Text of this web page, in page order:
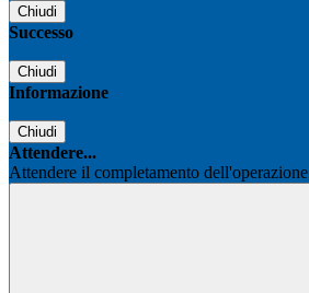
Chiudi
Successo
Chiudi
Informazione
Chiudi
Attendere...
Attendere il completamento